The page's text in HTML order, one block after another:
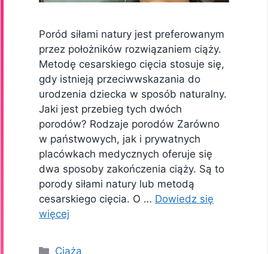
Poród siłami natury jest preferowanym
przez położników rozwiązaniem ciąży.
Metodę cesarskiego cięcia stosuje się,
gdy istnieją przeciwwskazania do
urodzenia dziecka w sposób naturalny.
Jaki jest przebieg tych dwóch
porodów? Rodzaje porodów Zarówno
w państwowych, jak i prywatnych
placówkach medycznych oferuje się
dwa sposoby zakończenia ciąży. Są to
porody siłami natury lub metodą
cesarskiego cięcia. O … Dowiedz się
więcej
Kategorie
Ciąża